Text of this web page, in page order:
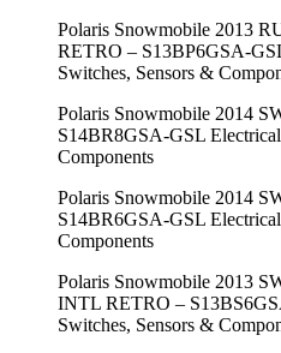
Polaris Snowmobile 2013
RETRO – S13BP6GSA-
Switches, Sensors &
Polaris Snowmobile 2014
S14BR8GSA-GSL
Components
Polaris Snowmobile 2014
S14BR6GSA-GSL
Components
Polaris Snowmobile 2013
INTL RETRO –
Switches, Sensors &